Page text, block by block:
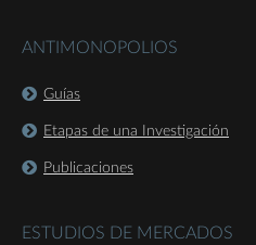
ANTIMONOPOLIOS
Guías
Etapas de una Investigación
Publicaciones
ESTUDIOS DE MERCADOS